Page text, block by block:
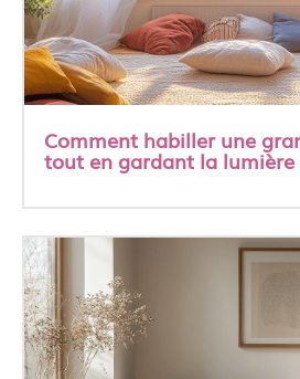
Comment habiller une
tout en gardant la lumière